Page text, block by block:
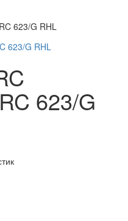
623/G RHL
623/G